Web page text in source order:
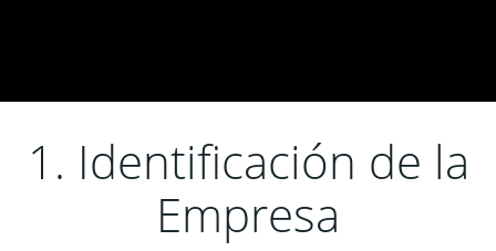
1. Identificación de la
Empresa